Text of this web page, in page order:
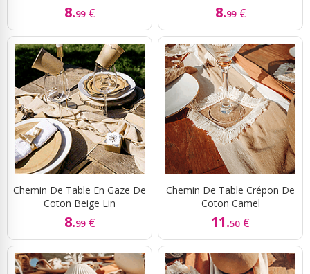
8.99 € 8.99 €
Chemin De Table En Gaze De
Coton Beige Lin
8.99 €
Chemin De Table Crépon De
Coton Camel
11.50 €